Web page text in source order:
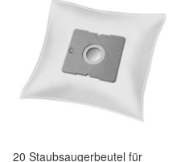
20 Staubsaugerbeutel für